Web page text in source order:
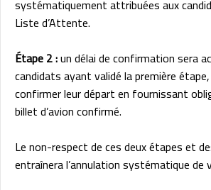
systématiquement attribuées aux
Liste d’Attente.
Étape 2 :un délai de confirmation sera
candidats ayant validé la première
confirmer leur départ en fournissant
billet d’avion confirmé.
Le non-respect de ces deux étapes et
entraînera l’annulation systématique de